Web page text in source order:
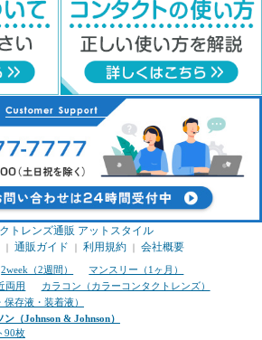
トレンズ通販 アットスタイル
｜ 通販ガイド ｜ 利用規約 ｜ 会社概要
2week（2週間）
マンスリー（1ヶ月）
両用
カラコン（カラーコンタクトレンズ）
存液・装着液）
（Johnson & Johnson）
90枚